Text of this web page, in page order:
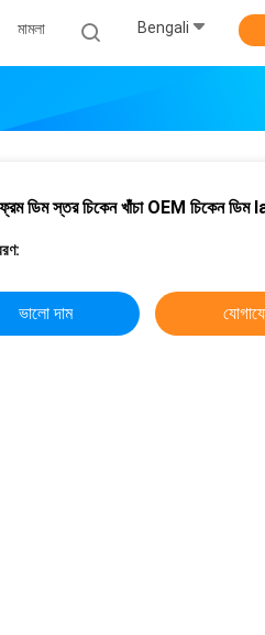
মামলা Bengali
ডিম স্তর চিকেন খাঁচা OEM চিকেন ডিম
ভালো দাম